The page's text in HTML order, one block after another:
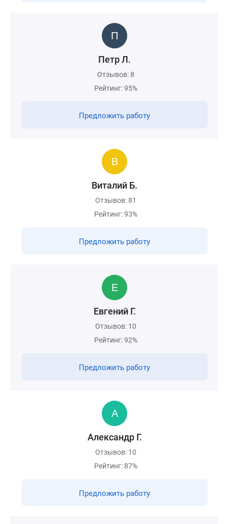
Петр Л.
Отзывов: 8
Рейтинг: 95%
Предложить работу
Виталий Б.
Отзывов: 81
Рейтинг: 93%
Предложить работу
Евгений Г.
Отзывов: 10
Рейтинг: 92%
Предложить работу
Александр Г.
Отзывов: 10
Рейтинг: 87%
Предложить работу